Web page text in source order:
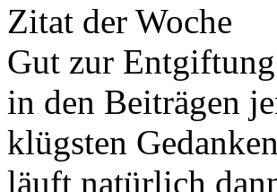
Zitat der Woche
Gut zur
in den Beiträgen
klügsten
läuft natürlich